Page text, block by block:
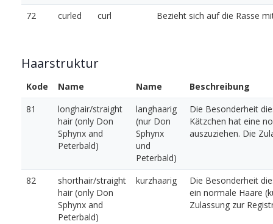
72
curled curl Bezieht sich auf die Rasse
Haarstruktur
Kode Name Name
Beschreibung
81
longhair/straight
hair (only Don
Sphynx and
Peterbald)
langhaarig
(nur Don
Sphynx
und
Peterbald)
Die Besonderheit
Kätzchen hat eine
auszuziehen. Die
82
shorthair/straight
hair (only Don
Sphynx and
Peterbald)
kurzhaarig
Die Besonderheit
ein normale Haare
Zulassung zur